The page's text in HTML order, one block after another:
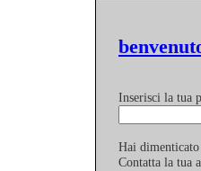
Inserisci la tua
Hai dimenticato
Contatta la tua